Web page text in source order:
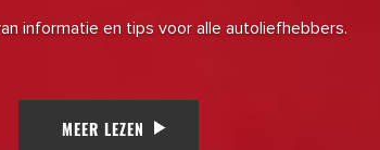
informatie en tips voor alle autoliefhebbers.
MEER LEZEN